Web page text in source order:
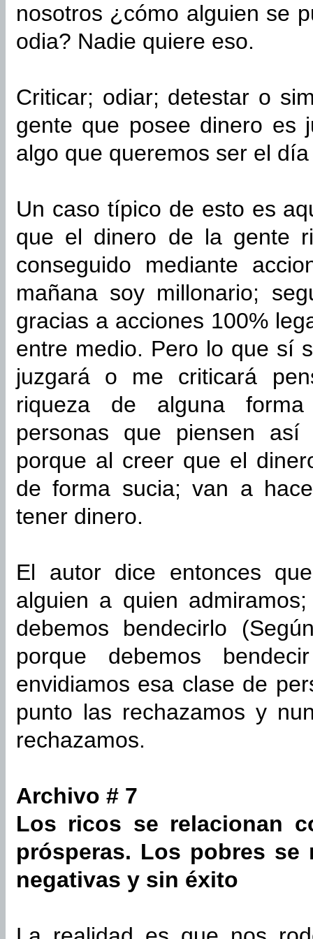
nosotros ¿cómo alguien se
odia? Nadie quiere eso.
Criticar; odiar; detestar o
gente que posee dinero es
algo que queremos ser el
Un caso típico de esto es
que el dinero de la gente
conseguido mediante
mañana soy millonario;
gracias a acciones 100%
entre medio. Pero lo que sí
juzgará o me criticará
riqueza de alguna
personas que piensen
porque al creer que el
de forma sucia; van a
tener dinero.
El autor dice entonces
alguien a quien
debemos bendecirlo
porque debemos
envidiamos esa clase de
punto las rechazamos y
rechazamos.
Archivo # 7
Los ricos se relacionan
prósperas. Los pobres se
negativas y sin éxito